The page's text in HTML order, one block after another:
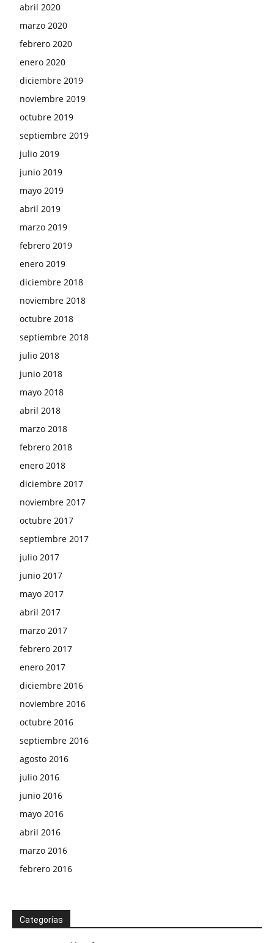
abril 2020
marzo 2020
febrero 2020
enero 2020
diciembre 2019
noviembre 2019
octubre 2019
septiembre 2019
julio 2019
junio 2019
mayo 2019
abril 2019
marzo 2019
febrero 2019
enero 2019
diciembre 2018
noviembre 2018
octubre 2018
septiembre 2018
julio 2018
junio 2018
mayo 2018
abril 2018
marzo 2018
febrero 2018
enero 2018
diciembre 2017
noviembre 2017
octubre 2017
septiembre 2017
julio 2017
junio 2017
mayo 2017
abril 2017
marzo 2017
febrero 2017
enero 2017
diciembre 2016
noviembre 2016
octubre 2016
septiembre 2016
agosto 2016
julio 2016
junio 2016
mayo 2016
abril 2016
marzo 2016
febrero 2016
Categorías